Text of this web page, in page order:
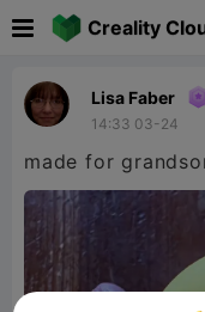
Creality
Lisa Faber
14:33 03-24
made for